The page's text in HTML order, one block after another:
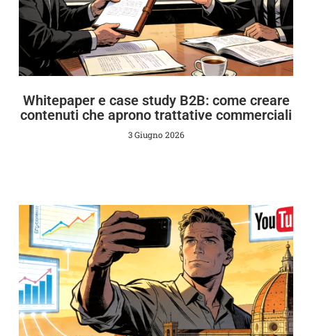
Whitepaper e case study B2B: come creare
contenuti che aprono trattative commerciali
3 Giugno 2026